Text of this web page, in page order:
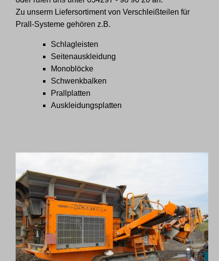
Zu unserm Liefersortiment von Verschleißteilen für
Prall-Systeme gehören z.B.
Schlagleisten
Seitenauskleidung
Monoblöcke
Schwenkbalken
Prallplatten
Auskleidungsplatten